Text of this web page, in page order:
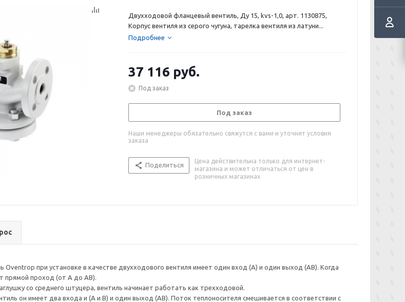
Двухходовой фланцевый вентиль, Ду 15, kvs-1,0, арт. 1130875,
Корпус вентиля из серого чугуна, тарелка вентиля из латуни...
Подробнее
37 116 руб.
Под заказ
Под заказ
Наши менеджеры обязательно свяжутся с вами и уточнят условия
заказа
Поделиться
Цена действительна только для интернет-
магазина и может отличаться от цен в
розничных магазинах
при установке в качестве двухходового вентиля имеет один вход (A) и один выход (AB). Когда
прямой проход (от A до AB).
со среднего штуцера, вентиль начинает работать как трехходовой.
он имеет два входа и (A и B) и один выход (AB). Поток теплоносителя смешивается в соответствии с